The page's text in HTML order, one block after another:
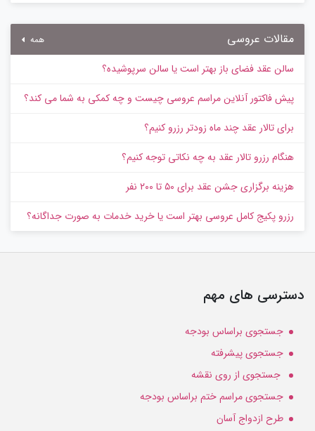
مقالات عروسی همه
سالن عقد فضای باز بهتر است یا سالن سرپوشیده؟
پیش‌ فاکتور آنلاین مراسم عروسی چیست و چه کمکی به شما می کند؟
برای تالار عقد چند ماه زودتر رزرو کنیم؟
هنگام رزرو تالار عقد به چه نکاتی توجه کنیم؟
هزینه برگزاری جشن عقد برای ۵۰ تا ۲۰۰ نفر
رزرو پکیج کامل عروسی بهتر است یا خرید خدمات به‌ صورت جداگانه؟
دسترسی های مهم
جستجوی براساس بودجه
جستجوی پیشرفته
جستجوی از روی نقشه
جستجوی مراسم ختم براساس بودجه
طرح ازدواج آسان